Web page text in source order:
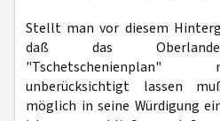
Stellt man vor diesem
daß das
unberücksichtigt lassen
möglich in seine Würdigung